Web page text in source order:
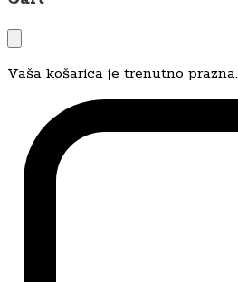
Vaša košarica je trenutno prazna.